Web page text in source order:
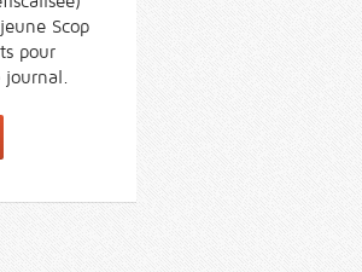
Scop
pour